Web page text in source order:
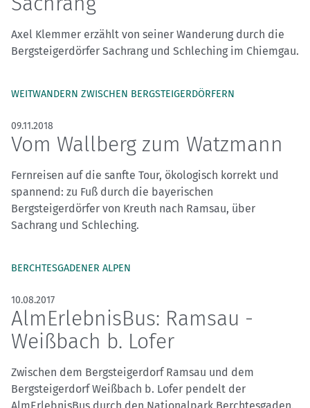
Axel Klemmer erzählt von seiner Wanderung durch die
Bergsteigerdörfer Sachrang und Schleching im Chiemgau.
WEITWANDERN ZWISCHEN BERGSTEIGERDÖRFERN
09.11.2018
Vom Wallberg zum Watzmann
Fernreisen auf die sanfte Tour, ökologisch korrekt und
spannend: zu Fuß durch die bayerischen
Bergsteigerdörfer von Kreuth nach Ramsau, über
Sachrang und Schleching.
BERCHTESGADENER ALPEN
10.08.2017
AlmErlebnisBus: Ramsau -
Weißbach b. Lofer
Zwischen dem Bergsteigerdorf Ramsau und dem
Bergsteigerdorf Weißbach b. Lofer pendelt der